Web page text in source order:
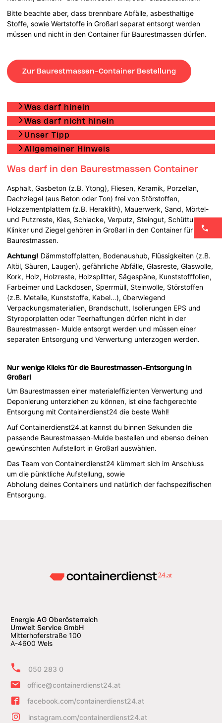
Bitte beachte aber, dass brennbare Abfälle, asbesthaltige
Stoffe, sowie Wertstoffe in Großarl separat entsorgt werden
müssen und nicht in den Container für Baurestmassen dürfen.
Zur Baurestmassen-Container Bestellung
Was darf hinein
Was darf nicht hinein
Unser Tipp
Allgemeiner Hinweis
Was darf in den Baurestmassen Container
Asphalt, Gasbeton (z.B. Ytong), Fliesen, Keramik, Porzellan,
Dachziegel (aus Beton oder Ton) frei von Störstoffen,
Holzzementplattem (z.B. Heraklith), Mauerwerk, Sand, Mörtel-
und Putzreste, Kies, Schlacke, Verputz, Steingut, Schüttung,
Klinker und Ziegel gehören in Großarl in den Container für
Baurestmassen.
Achtung! Dämmstoffplatten, Bodenaushub, Flüssigkeiten (z.B.
Altöl, Säuren, Laugen), gefährliche Abfälle, Glasreste, Glaswolle,
Kork, Holz, Holzreste, Holzsplitter, Sägespäne, Kunststofffolien,
Farbeimer und Lackdosen, Sperrmüll, Steinwolle, Störstoffen
(z.B. Metalle, Kunststoffe, Kabel…), überwiegend
Verpackungsmaterialien, Brandschutt, Isolierungen EPS und
Styroporplatten oder Teerhaftungen dürfen nicht in der
Baurestmassen- Mulde entsorgt werden und müssen einer
separaten Entsorgung und Verwertung unterzogen werden.
Nur wenige Klicks für die Baurestmassen-Entsorgung in
Großarl
Um Baurestmassen einer materialeffizienten Verwertung und
Deponierung unterziehen zu können, ist eine fachgerechte
Entsorgung mit Containerdienst24 die beste Wahl!
Auf Containerdienst24.at kannst du binnen Sekunden die
passende Baurestmassen-Mulde bestellen und ebenso deinen
gewünschten Aufstellort in Großarl auswählen.
Das Team von Containerdienst24 kümmert sich im Anschluss
um die pünktliche Aufstellung, sowie
Abholung deines Containers und natürlich der fachspezifischen
Entsorgung.
Energie AG Oberösterreich
Umwelt Service GmbH
Mitterhoferstraße 100
A-4600 Wels
050 283 0
office@containerdienst24.at
facebook.com/containerdienst24.at
instagram.com/containerdienst24.at